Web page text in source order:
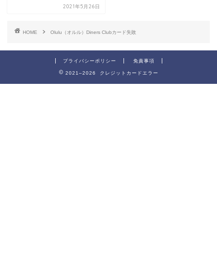
2021年5月26日
HOME Olulu（オルル）Diners Clubカード失敗
プライバシーポリシー 免責事項
2021–2026 クレジットカードエラー